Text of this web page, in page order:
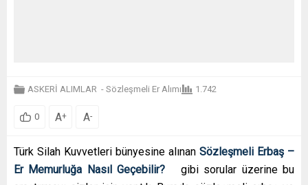
ASKERİ ALIMLAR - Sözleşmeli Er Alımı 1.742
0 A+ A-
Türk Silah Kuvvetleri bünyesine alınan Sözleşmeli Erbaş –
Er Memurluğa Nasıl Geçebilir?
gibi sorular üzerine bu